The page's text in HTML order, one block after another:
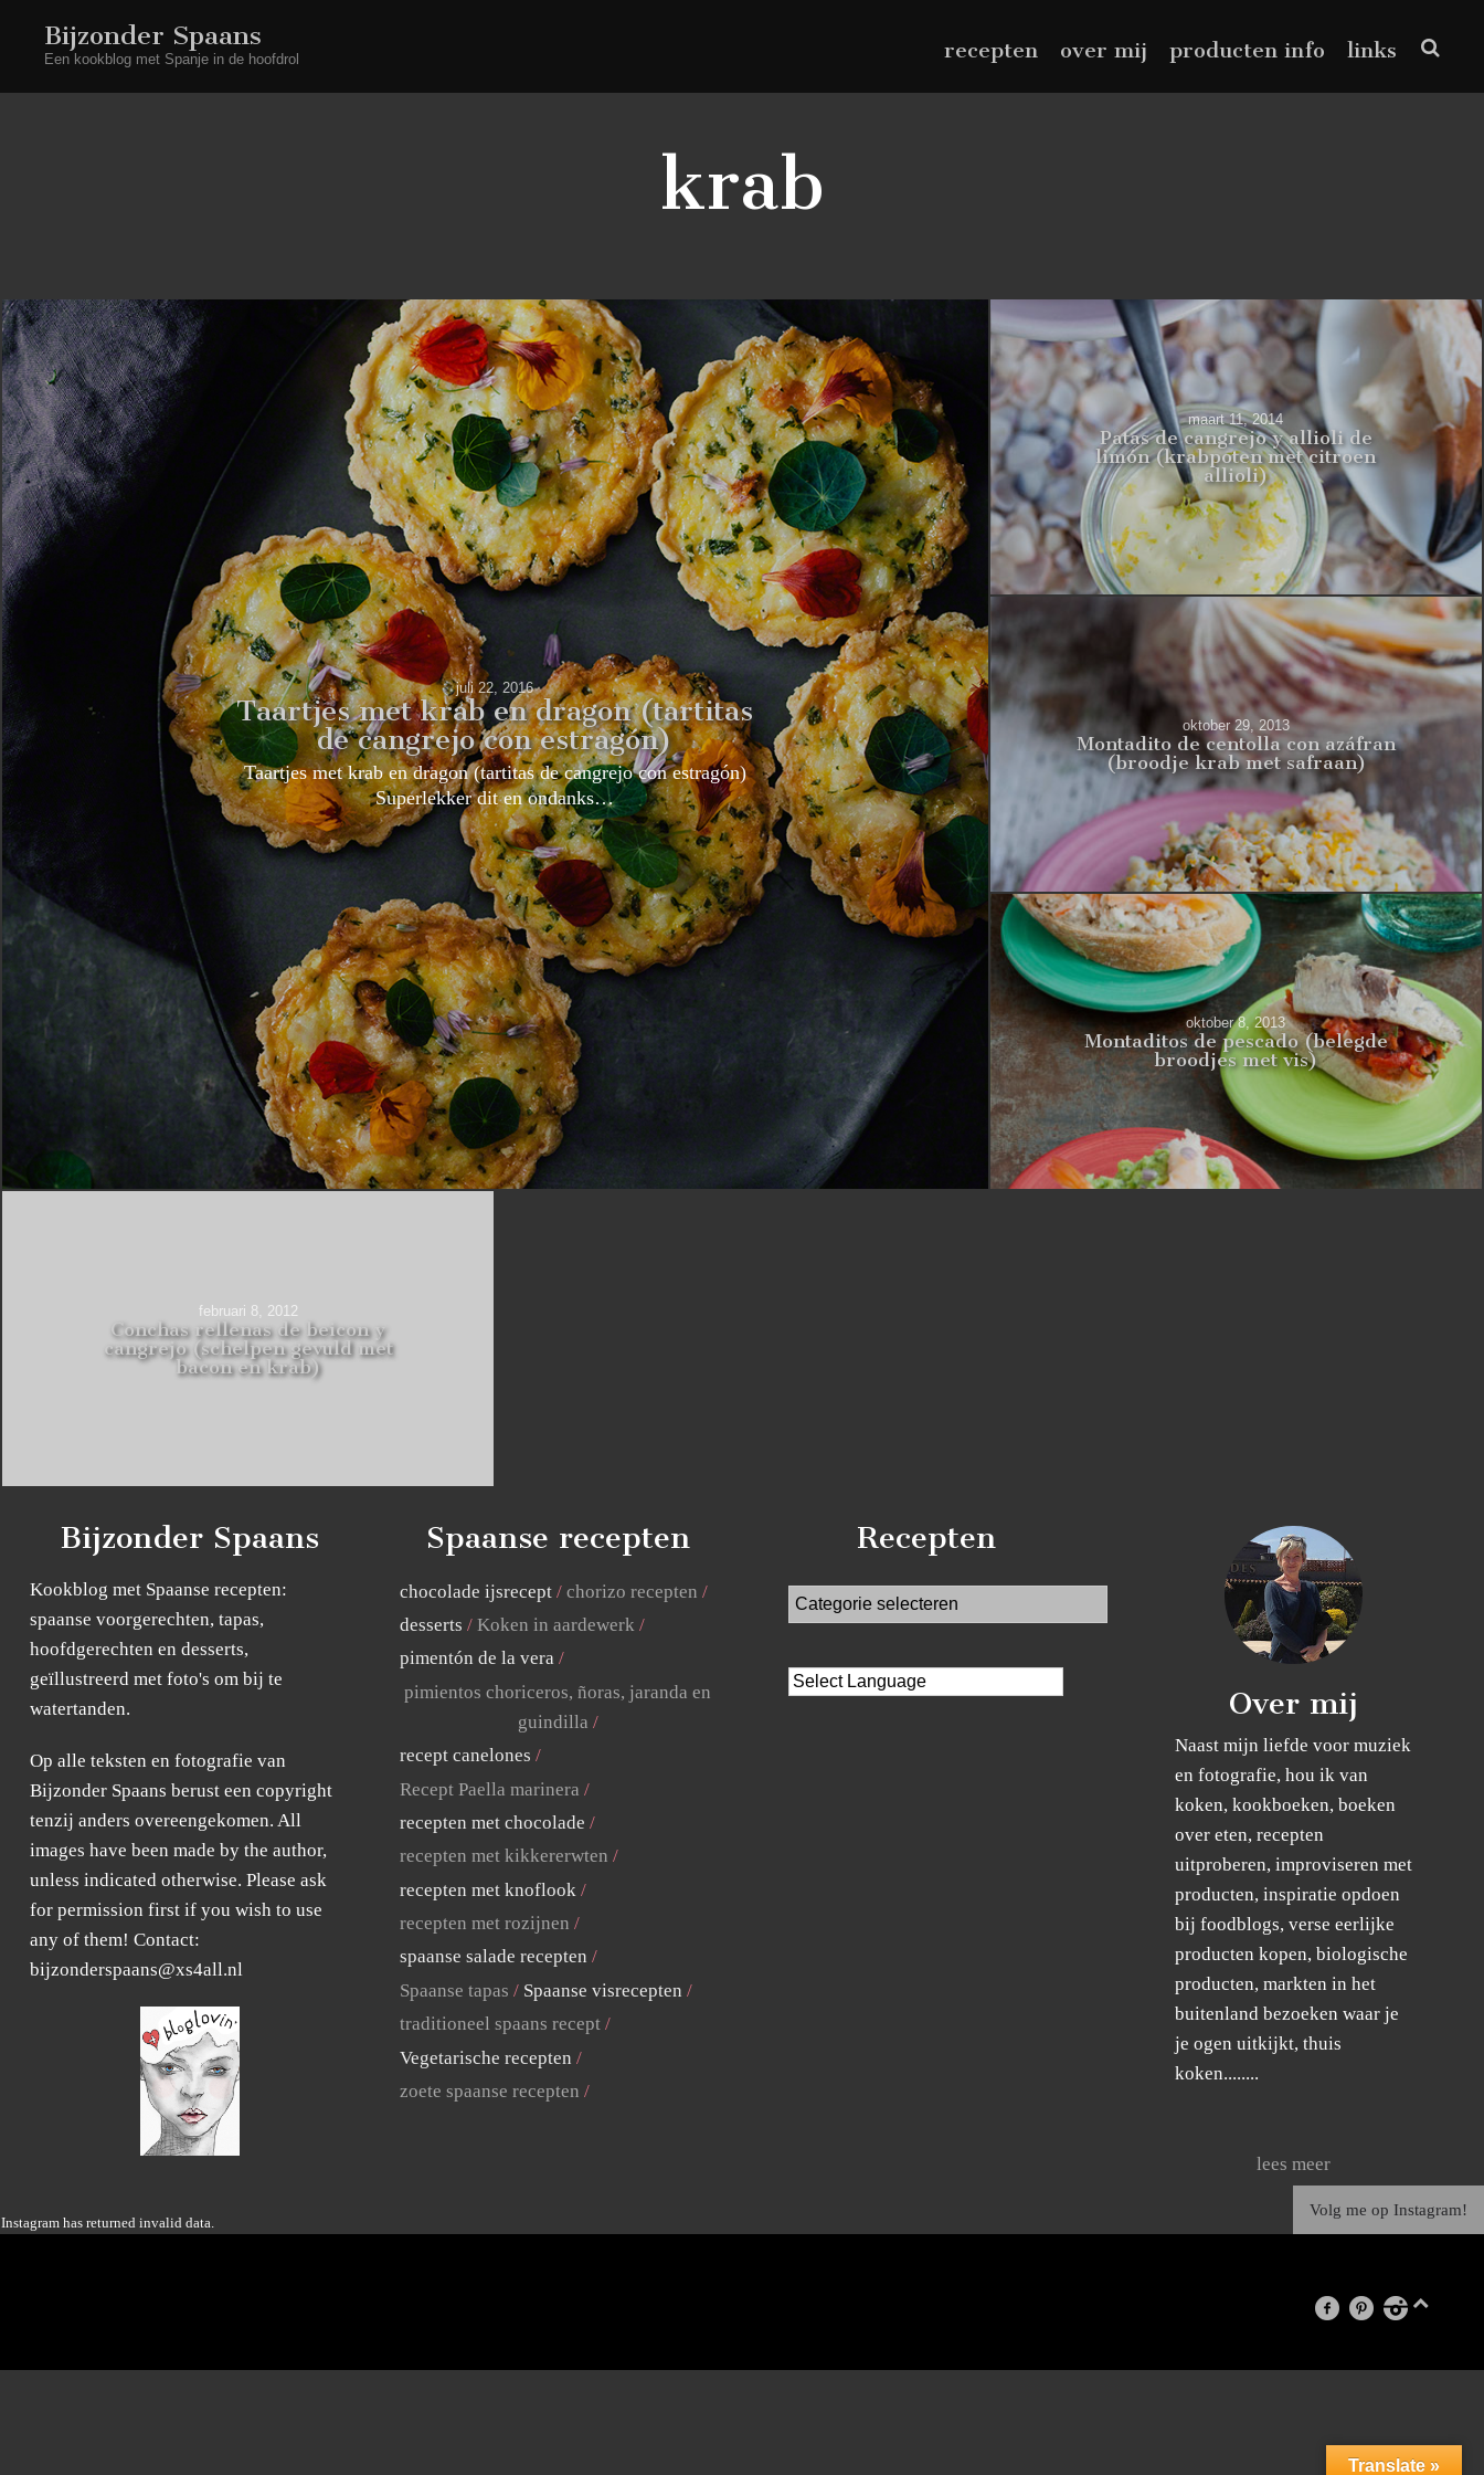
Bijzonder Spaans
Een kookblog met Spanje in de hoofdrol recepten over mij producten info links
krab
juli 22, 2016
Taartjes met krab en dragon (tartitas
de cangrejo con estragón)
Taartjes met krab en dragon (tartitas de cangrejo con estragón)
Superlekker dit en ondanks…
maart 11, 2014
Patas de cangrejo y allioli de
limón (krabpoten met citroen
allioli)
oktober 29, 2013
Montadito de centolla con azáfran
(broodje krab met safraan)
oktober 8, 2013
Montaditos de pescado (belegde
broodjes met vis)
februari 8, 2012
Conchas rellenas de beicon y
cangrejo (schelpen gevuld met
bacon en krab)
Bijzonder Spaans
Kookblog met Spaanse recepten:
spaanse voorgerechten, tapas,
hoofdgerechten en desserts,
geïllustreerd met foto's om bij te
watertanden.
Op alle teksten en fotografie van
Bijzonder Spaans berust een copyright
tenzij anders overeengekomen. All
images have been made by the author,
unless indicated otherwise. Please ask
for permission first if you wish to use
any of them! Contact:
bijzonderspaans@xs4all.nl
Spaanse recepten
chocolade ijsrecept
chorizo recepten
desserts
Koken in aardewerk
pimentón de la vera
pimientos choriceros, ñoras, jaranda en
guindilla
recept canelones
Recept Paella marinera
recepten met chocolade
recepten met kikkererwten
recepten met knoflook
recepten met rozijnen
spaanse salade recepten
Spaanse tapas
Spaanse visrecepten
traditioneel spaans recept
Vegetarische recepten
zoete spaanse recepten
Recepten
Over mij
Naast mijn liefde voor muziek
en fotografie, hou ik van
koken, kookboeken, boeken
over eten, recepten
uitproberen, improviseren met
producten, inspiratie opdoen
bij foodblogs, verse eerlijke
producten kopen, biologische
producten, markten in het
buitenland bezoeken waar je
je ogen uitkijkt, thuis
koken........
lees meer
Instagram has returned invalid data.
Volg me op Instagram!
Translate »